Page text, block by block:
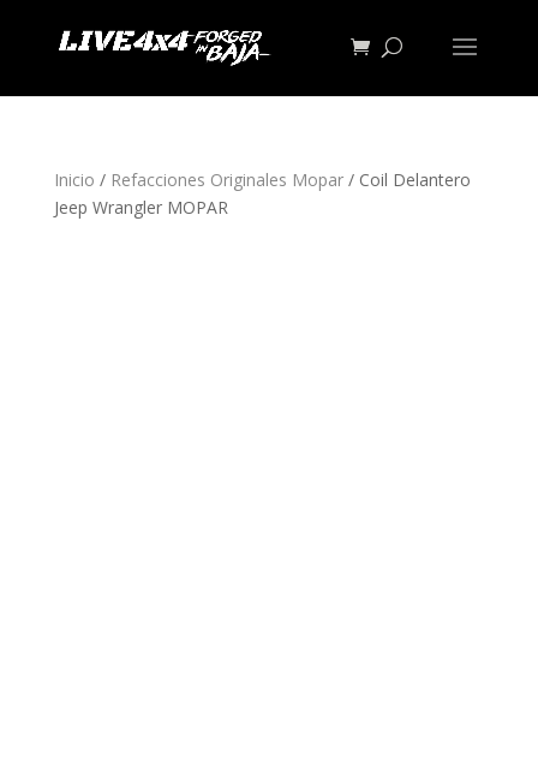
Inicio / Refacciones Originales Mopar/ Coil Delantero
Jeep Wrangler MOPAR